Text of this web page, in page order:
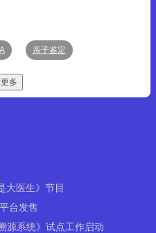
亲子鉴定
多
大医生》节目
台发售
源系统》试点工作启动